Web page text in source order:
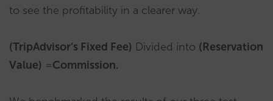
to see the profitability in a clearer way.
(TripAdvisor’s Fixed Fee) Divided into (Reservation
Value) =Commission.